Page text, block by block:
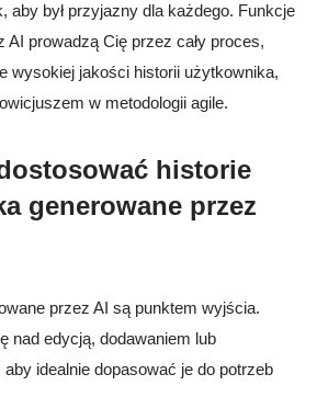
aby był przyjazny dla każdego. Funkcje
AI prowadzą Cię przez cały proces,
wysokiej jakości historii użytkownika,
w metodologii agile.
historie
generowane przez
przez AI są punktem wyjścia.
nad edycją, dodawaniem lub
idealnie dopasować je do potrzeb